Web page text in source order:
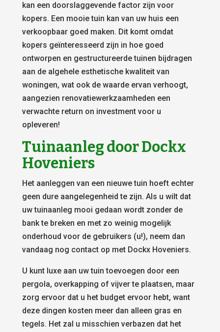
kan een doorslaggevende factor zijn voor
kopers. Een mooie tuin kan van uw huis een
verkoopbaar goed maken. Dit komt omdat
kopers geïnteresseerd zijn in hoe goed
ontworpen en gestructureerde tuinen bijdragen
aan de algehele esthetische kwaliteit van
woningen, wat ook de waarde ervan verhoogt,
aangezien renovatiewerkzaamheden een
verwachte return on investment voor u
opleveren!
Tuinaanleg door Dockx
Hoveniers
Het aanleggen van een nieuwe tuin hoeft echter
geen dure aangelegenheid te zijn. Als u wilt dat
uw tuinaanleg mooi gedaan wordt zonder de
bank te breken en met zo weinig mogelijk
onderhoud voor de gebruikers (u!), neem dan
vandaag nog contact op met Dockx Hoveniers.
U kunt luxe aan uw tuin toevoegen door een
pergola, overkapping of vijver te plaatsen, maar
zorg ervoor dat u het budget ervoor hebt, want
deze dingen kosten meer dan alleen gras en
tegels. Het zal u misschien verbazen dat het